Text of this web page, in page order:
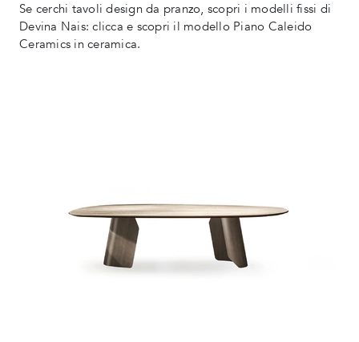
Se cerchi tavoli design da pranzo, scopri i modelli fissi di
Devina Nais: clicca e scopri il modello Piano Caleido
Ceramics in ceramica.